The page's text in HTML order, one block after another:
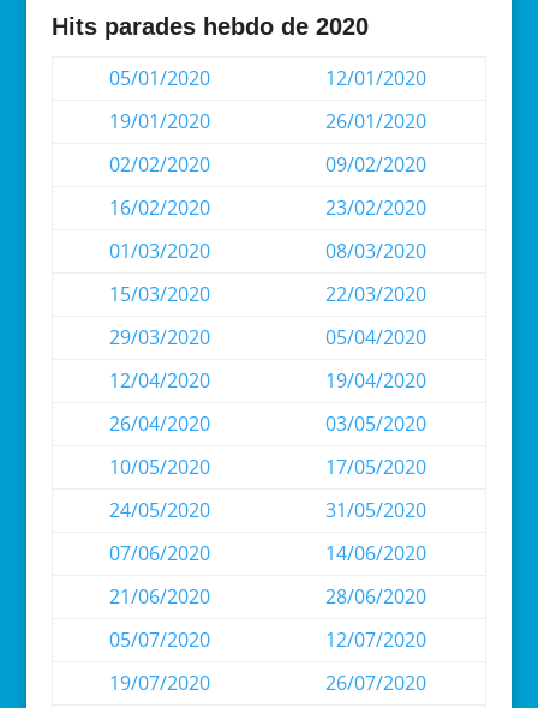
Hits parades hebdo de 2020
05/01/2020
12/01/2020
19/01/2020
26/01/2020
02/02/2020
09/02/2020
16/02/2020
23/02/2020
01/03/2020
08/03/2020
15/03/2020
22/03/2020
29/03/2020
05/04/2020
12/04/2020
19/04/2020
26/04/2020
03/05/2020
10/05/2020
17/05/2020
24/05/2020
31/05/2020
07/06/2020
14/06/2020
21/06/2020
28/06/2020
05/07/2020
12/07/2020
19/07/2020
26/07/2020